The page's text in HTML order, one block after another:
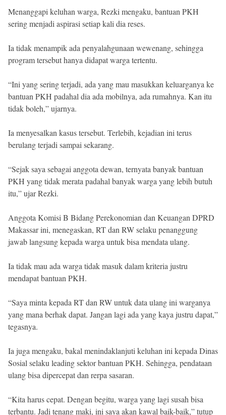
Menanggapi keluhan warga, Rezki mengaku, bantuan PKH
sering menjadi aspirasi setiap kali dia reses.
Ia tidak menampik ada penyalahgunaan wewenang, sehingga
program tersebut hanya didapat warga tertentu.
“Ini yang sering terjadi, ada yang mau masukkan keluarganya ke
bantuan PKH padahal dia ada mobilnya, ada rumahnya. Kan itu
tidak boleh,” ujarnya.
Ia menyesalkan kasus tersebut. Terlebih, kejadian ini terus
berulang terjadi sampai sekarang.
“Sejak saya sebagai anggota dewan, ternyata banyak bantuan
PKH yang tidak merata padahal banyak warga yang lebih butuh
itu,” ujar Rezki.
Anggota Komisi B Bidang Perekonomian dan Keuangan DPRD
Makassar ini, menegaskan, RT dan RW selaku penanggung
jawab langsung kepada warga untuk bisa mendata ulang.
Ia tidak mau ada warga tidak masuk dalam kriteria justru
mendapat bantuan PKH.
“Saya minta kepada RT dan RW untuk data ulang ini warganya
yang mana berhak dapat. Jangan lagi ada yang kaya justru dapat,”
tegasnya.
Ia juga mengaku, bakal menindaklanjuti keluhan ini kepada Dinas
Sosial selaku leading sektor bantuan PKH. Sehingga, pendataan
ulang bisa dipercepat dan rerpa sasaran.
“Kita harus cepat. Dengan begitu, warga yang lagi susah bisa
terbantu. Jadi tenang maki, ini saya akan kawal baik-baik,” tutup